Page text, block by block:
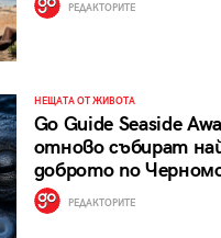
РЕДАКТОРИТЕ
НЕЩАТА ОТ ЖИВОТА
Go Guide Seaside
отново събират
доброто по
РЕДАКТОРИТЕ